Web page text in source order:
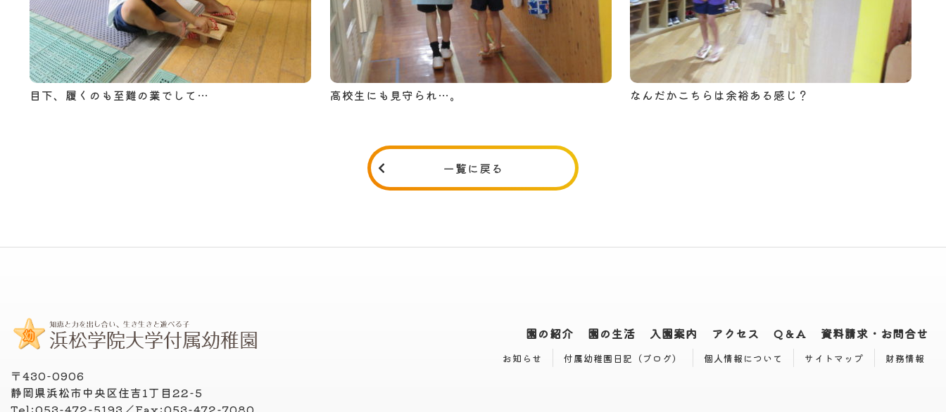
目下、履くのも至難の業でして… 高校生にも見守られ…。 なんだかこちらは余裕ある感じ？
一覧に戻る
〒430-0906
静岡県浜松市中央区住吉1丁目22-5
園の紹介 園の生活 入園案内 アクセス Q＆A 資料請求・お問合せ
お知らせ 付属幼稚園日記（ブログ） 個人情報について サイトマップ 財務情報